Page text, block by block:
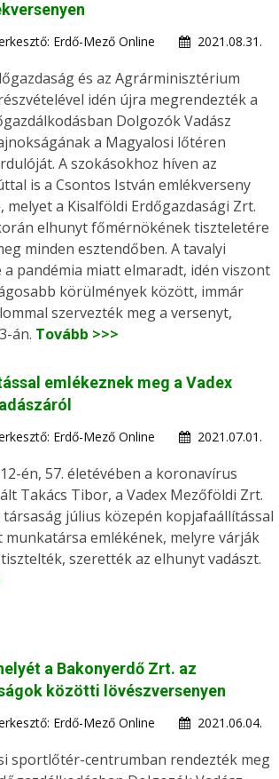
Erdő-Mező Online 2021.08.31.
és az Agrárminisztérium
idén újra megrendezték a
Dolgozók Vadász
a Magyalosi lőtéren
A szokásokhoz híven az
is a Csontos István emlékverseny
melyet a Kisalföldi Erdőgazdasági Zrt.
elhunyt főmérnökének tiszteletére
minden esztendőben. A tavalyi
a pandémia miatt elmaradt, idén viszont
körülmények között, immár
szervezték meg a versenyt,
án. Tovább >>>
emlékeznek meg a Vadex
Erdő-Mező Online 2021.07.01.
én, 57. életévében a koronavírus
Takács Tibor, a Vadex Mezőföldi Zrt.
társaság július közepén kopjafaállítással
emlékének, melyre várják
szerették az elhunyt vadászt.
a Bakonyerdő Zrt. az
közötti lövészversenyen
Erdő-Mező Online 2021.06.04.
sportlőtér-centrumban rendezték meg